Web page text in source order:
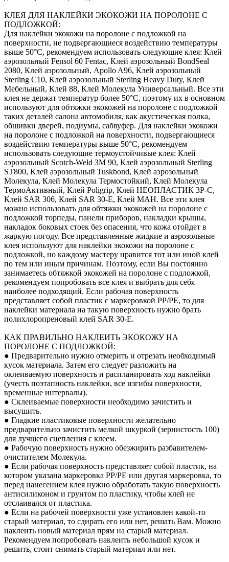
КЛЕЯ ДЛЯ НАКЛЕЙКИ ЭКОКОЖИ НА ПОРОЛОНЕ С
ПОДЛОЖКОЙ:
Для наклейки экокожи на поролоне с подложкой на
поверхности, не подвергающиеся воздействию температуры
выше 50°С, рекомендуем использовать следующие клея: Клей
аэрозольный Fensol 60 Fentac, Клей аэрозольный BondSeal
2080, Клей аэрозольный, Apollo A96, Клей аэрозольный
Sterling C10, Клей аэрозольный Sterling Heavy Duty, Клей
Мебельный, Клей 88, Клей Молекула Универсальный. Все эти
клея не держат температур более 50°С, поэтому их в основном
используют для обтяжки экокожей на поролоне с подложкой
таких деталей салона автомобиля, как акустическая полка,
обшивки дверей, подиумы, сабвуфер. Для наклейки экокожи
на поролоне с подложкой на поверхности, подвергающиеся
воздействию температуры выше 50°С, рекомендуем
использовать следующие термоустойчивые клея: Клей
аэрозольный Scotch-Weld 3M 90, Клей аэрозольный Sterling
ST800, Клей аэрозольный Tuskbond, Клей аэрозольный
Молекула, Клей Молекула Термостойкий, Клей Молекула
ТермоАктивный, Клей Poligrip, Клей НЕОПЛАСТИК 3P-C,
Клей SAR 306, Клей SAR 30-E, Клей MAH. Все эти клея
можно использовать для обтяжки экокожей на поролоне с
подложкой торпеды, панели приборов, накладки крышы,
накладок боковых стоек без опасения, что кожа отойдет в
жаркую погоду. Все представленные жидкие и аэрозольные
клея используют для наклейки экокожи на поролоне с
подложкой, но каждому мастеру нравится тот или иной клей
по тем или иным причинам. Поэтому, если Вы постоянно
занимаетесь обтяжкой экокожей на поролоне с подложкой,
рекомендуем попробовать все клея и выбрать для себя
наиболее подходящий. Если рабочая поверхность
представляет собой пластик с маркеровкой PP/PE, то для
наклейки материала на такую поверхность нужно брать
полихлоропреновый клей SAR 30-E.
КАК ПРАВИЛЬНО НАКЛЕИТЬ ЭКОКОЖУ НА
ПОРОЛОНЕ С ПОДЛОЖКОЙ:
● Предварительно нужно отмерить и отрезать необходимый
кусок материала. Затем его следует разложить на
оклеиваемую поверхность и распланировать ход наклейки
(учесть поэтапность наклейки, все изгибы поверхности,
временные интервалы).
● Склеиваемые поверхности необходимо зачистить и
высушить.
● Гладкие пластиковые поверхности желательно
предварительно зачистить мелкой шкуркой (зернистость 100)
для лучшего сцепления с клеем.
● Рабочую поверхность нужно обезжирить разбавителем-
очистителем Молекула.
● Если рабочая поверхность представляет собой пластик, на
котором указана маркеровка PP/PE или другая маркеровка, то
перед нанесением клея нужно обработать такую поверхность
антисиликоном и грунтом по пластику, чтобы клей не
отслаивался от пластика.
● Если на рабочей поверхности уже установлен какой-то
старый материал, то сдирать его или нет, решать Вам. Можно
наклеить новый материал прям на старый материал.
Рекомендуем попробовать наклеить небольшой кусок и
решить, стоит снимать старый материал или нет.